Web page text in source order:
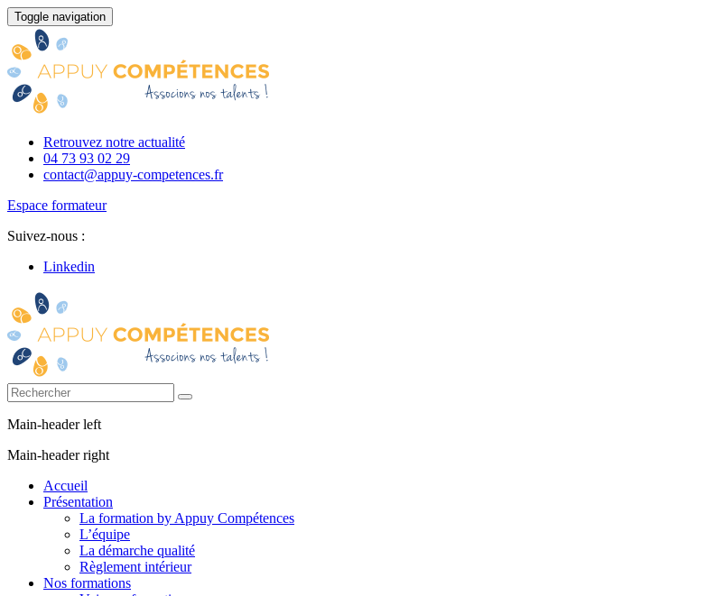
Toggle navigation
Retrouvez notre actualité
04 73 93 02 29
contact@appuy-competences.fr
Espace formateur
Suivez-nous :
Linkedin
Main-header left
Main-header right
Accueil
Présentation
La formation by Appuy Compétences
L’équipe
La démarche qualité
Règlement intérieur
Nos formations